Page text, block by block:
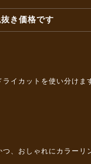
き価格です
イカットを使い分けま
、おしゃれにカラーリ